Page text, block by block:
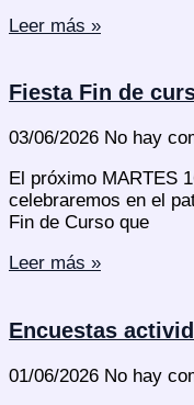
Leer más »
Fiesta Fin de
03/06/2026 No hay
El próximo MARTES
celebraremos en el
Fin de Curso que
Leer más »
Encuestas
01/06/2026 No hay